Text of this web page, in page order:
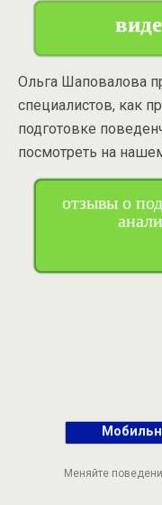
Ольга Шаповалова
специалистов, как
подготовке
посмотреть на
отзывы о
Меняйте